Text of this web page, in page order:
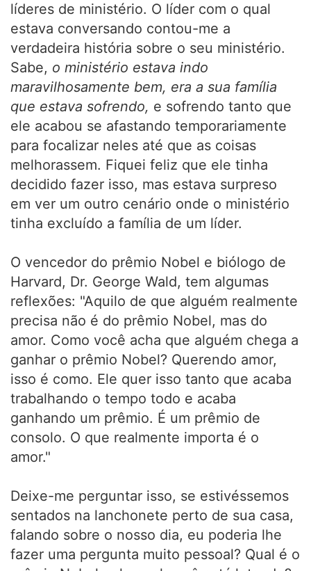
líderes de ministério. O líder com o qual
estava conversando contou-me a
verdadeira história sobre o seu ministério.
Sabe, o ministério estava indo
maravilhosamente bem, era a sua família
que estava sofrendo, e sofrendo tanto que
ele acabou se afastando temporariamente
para focalizar neles até que as coisas
melhorassem. Fiquei feliz que ele tinha
decidido fazer isso, mas estava surpreso
em ver um outro cenário onde o ministério
tinha excluído a família de um líder.
O vencedor do prêmio Nobel e biólogo de
Harvard, Dr. George Wald, tem algumas
reflexões: "Aquilo de que alguém realmente
precisa não é do prêmio Nobel, mas do
amor. Como você acha que alguém chega a
ganhar o prêmio Nobel? Querendo amor,
isso é como. Ele quer isso tanto que acaba
trabalhando o tempo todo e acaba
ganhando um prêmio. É um prêmio de
consolo. O que realmente importa é o
amor."
Deixe-me perguntar isso, se estivéssemos
sentados na lanchonete perto de sua casa,
falando sobre o nosso dia, eu poderia lhe
fazer uma pergunta muito pessoal? Qual é o